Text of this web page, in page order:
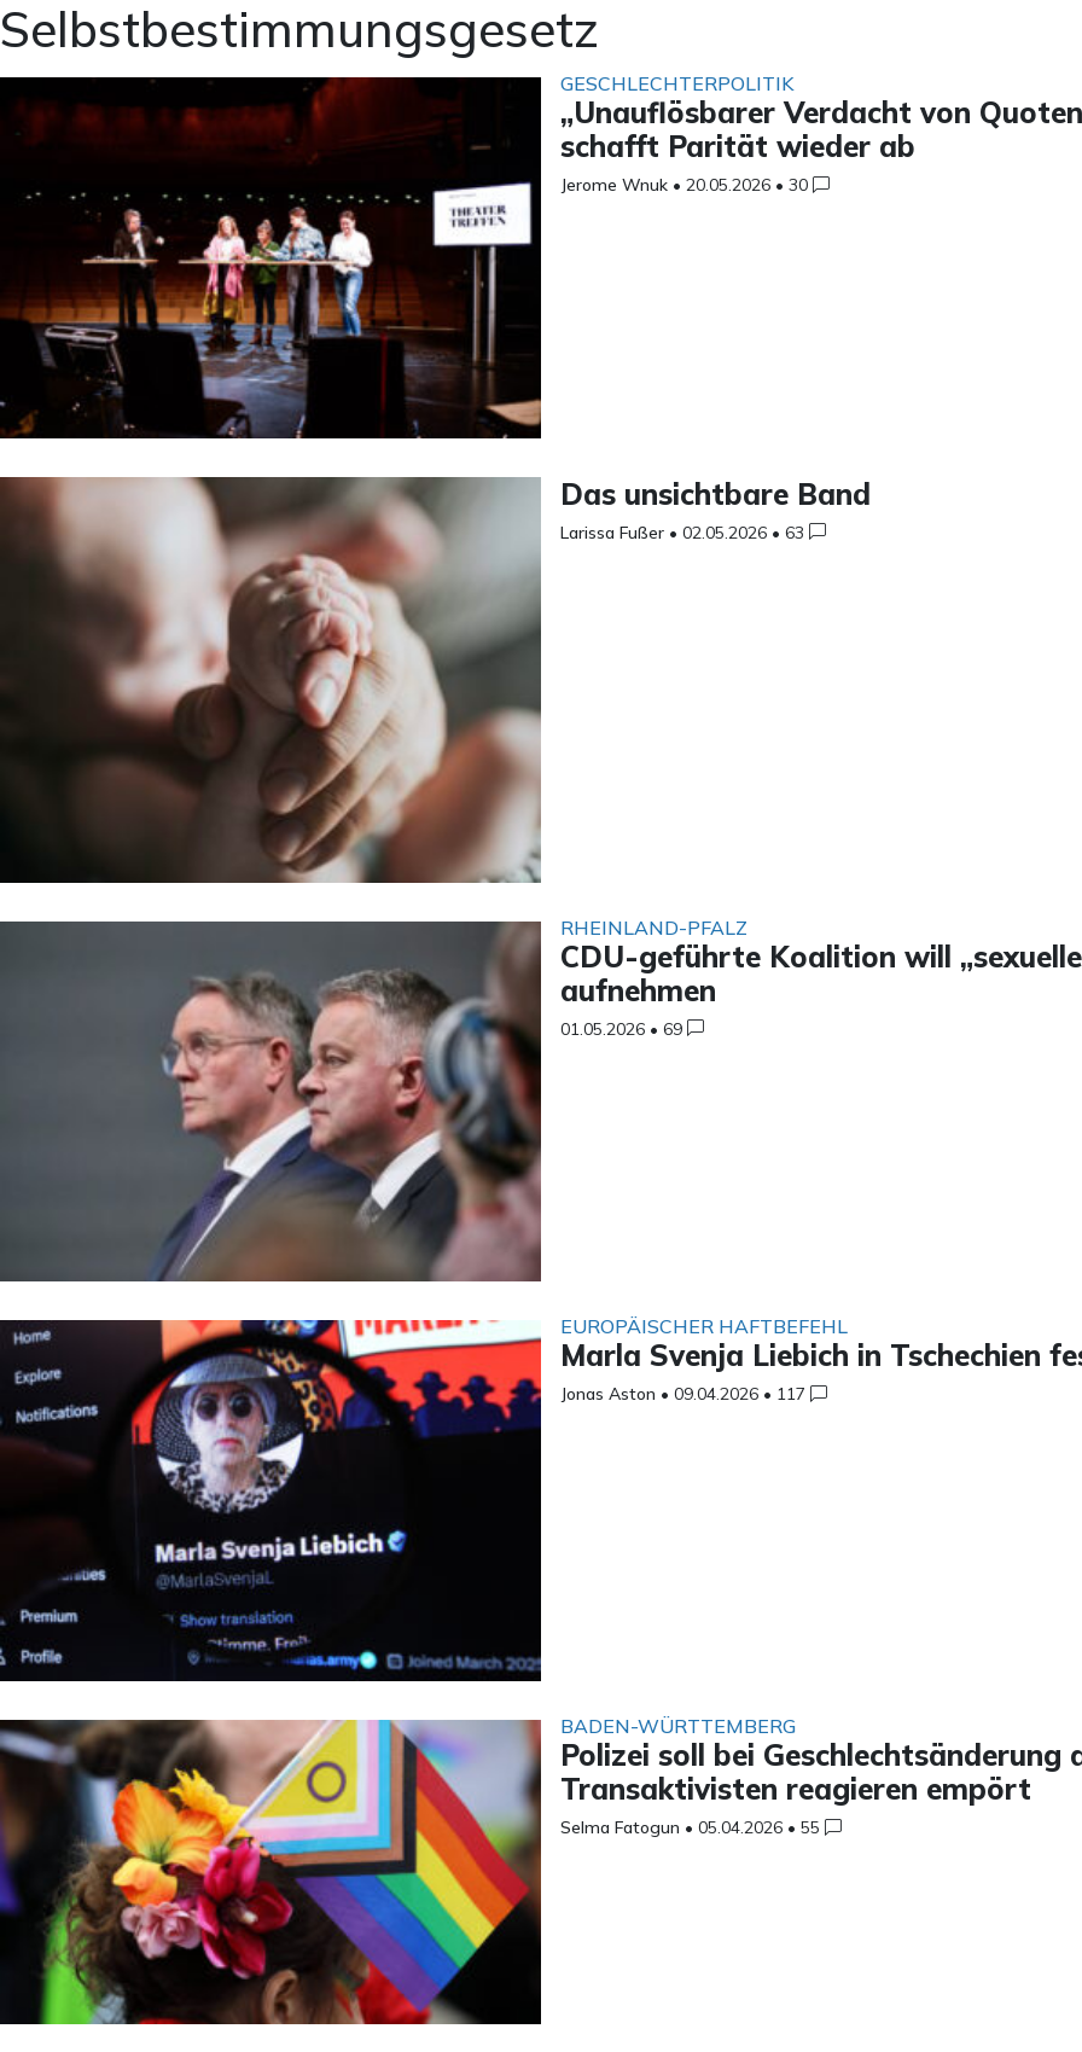
Selbstbestimmungsgesetz
GESCHLECHTERPOLITIK
„Unauflösbarer Verdacht von
schafft Parität wieder ab
Jerome Wnuk • 20.05.2026 • 30
Das unsichtbare Band
Larissa Fußer • 02.05.2026 • 63
RHEINLAND-PFALZ
CDU-geführte Koalition will
aufnehmen
01.05.2026 • 69
EUROPÄISCHER HAFTBEFEHL
Marla Svenja Liebich in Tschechien
Jonas Aston • 09.04.2026 • 117
BADEN-WÜRTTEMBERG
Polizei soll bei
Transaktivisten reagieren empört
Selma Fatogun • 05.04.2026 • 55